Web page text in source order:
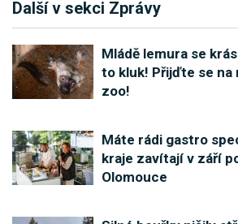
Další v sekci Zprávy
Mládě lemura se
to kluk! Přijďte se na
zoo!
Máte rádi gastro
kraje zavítají v září
Olomouce